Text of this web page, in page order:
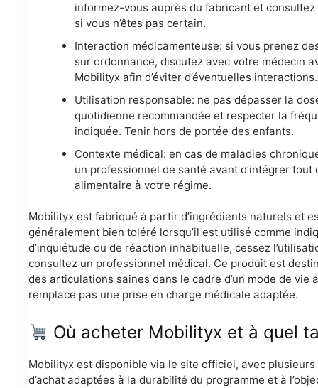
informez-vous auprès du fabricant et consultez
si vous n’êtes pas certain.
Interaction médicamenteuse: si vous prenez
sur ordonnance, discutez avec votre médecin
Mobilityx afin d’éviter d’éventuelles interactions.
Utilisation responsable: ne pas dépasser la
quotidienne recommandée et respecter la
indiquée. Tenir hors de portée des enfants.
Contexte médical: en cas de maladies
un professionnel de santé avant d’intégrer tout
alimentaire à votre régime.
Mobilityx est fabriqué à partir d’ingrédients naturels et
généralement bien toléré lorsqu’il est utilisé comme
d’inquiétude ou de réaction inhabituelle, cessez
consultez un professionnel médical. Ce produit est
des articulations saines dans le cadre d’un mode de vie
remplace pas une prise en charge médicale adaptée.
Où acheter Mobilityx et à quel
Mobilityx est disponible via le site officiel, avec
d’achat adaptées à la durabilité du programme et à